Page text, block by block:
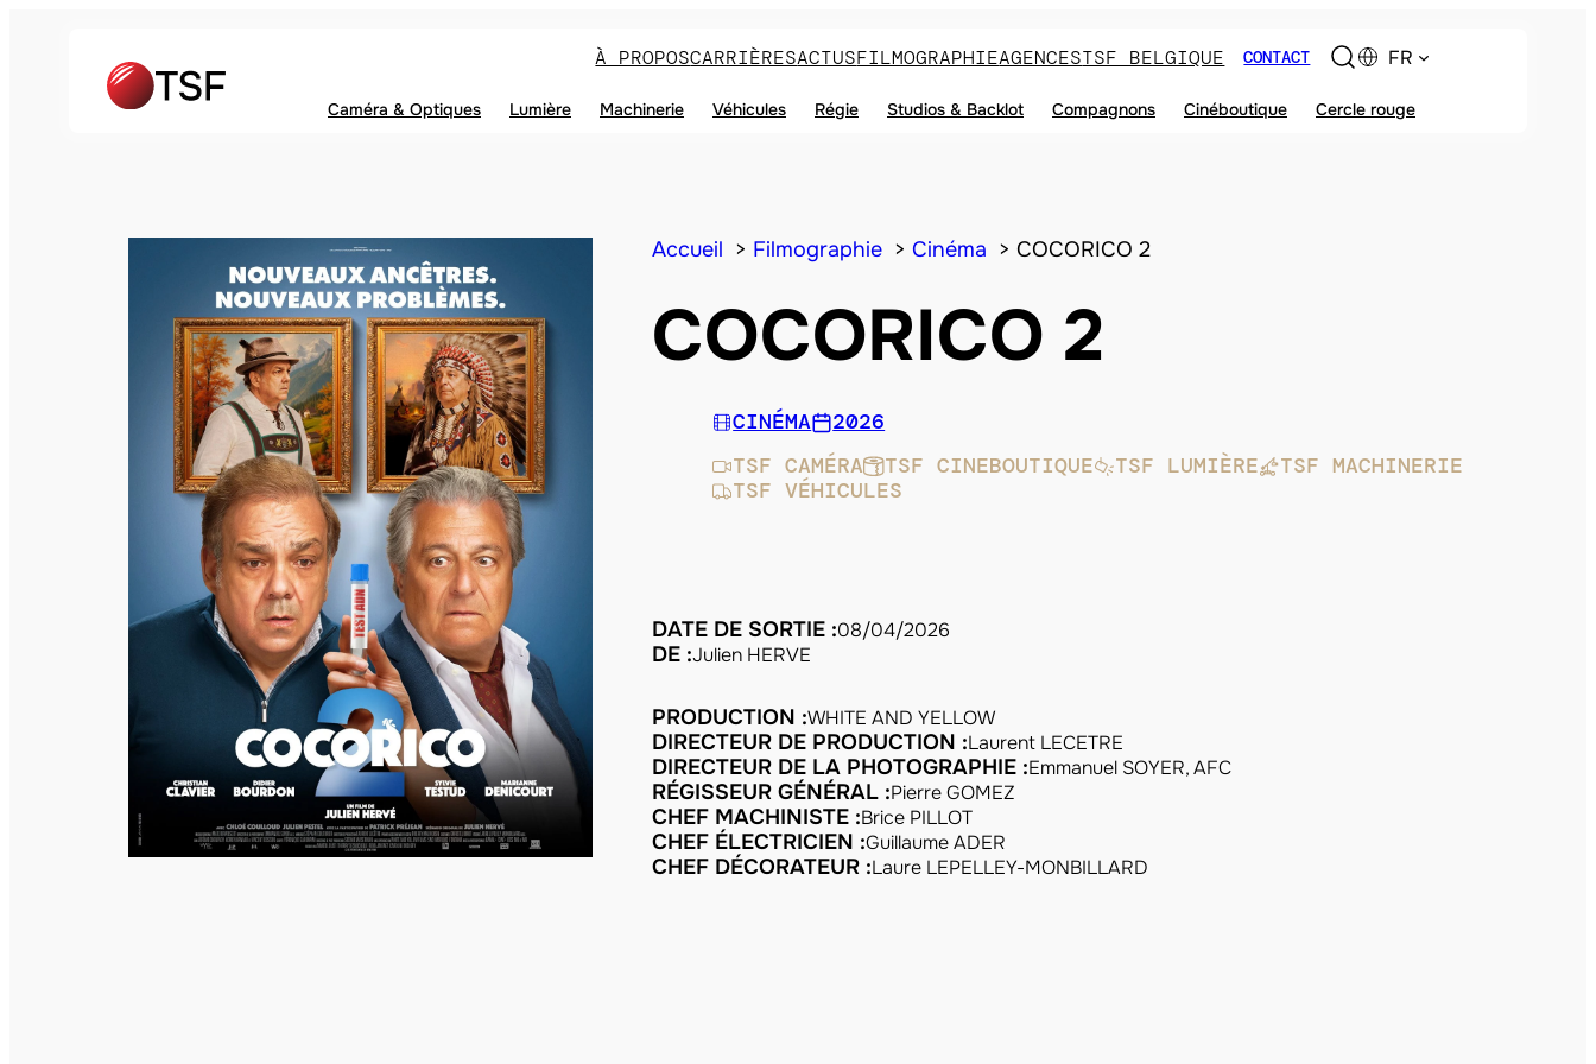
À PROPOSCARRIÈRESACTUSFILMOGRAPHIEAGENCESTSF BELGIQUE CONTACT FR
Caméra & Optiques Lumière Machinerie Véhicules Régie Studios & Backlot Compagnons Cinéboutique Cercle rouge
Accueil Filmographie Cinéma COCORICO 2
COCORICO 2
CINÉMA
2026
TSF CAMÉRA
TSF CINEBOUTIQUE TSF LUMIÈRE
TSF MACHINERIE
TSF VÉHICULES
DATE DE SORTIE :08/04/2026
DE :Julien HERVE
PRODUCTION :WHITE AND YELLOW
DIRECTEUR DE PRODUCTION :Laurent LECETRE
DIRECTEUR DE LA PHOTOGRAPHIE :Emmanuel SOYER, AFC
RÉGISSEUR GÉNÉRAL :Pierre GOMEZ
CHEF MACHINISTE :Brice PILLOT
CHEF ÉLECTRICIEN :Guillaume ADER
CHEF DÉCORATEUR :Laure LEPELLEY-MONBILLARD